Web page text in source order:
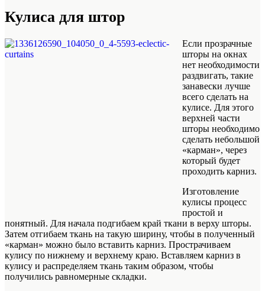
Кулиса для штор
Если прозрачные
шторы на окнах
нет необходимости
раздвигать, такие
занавески лучше
всего сделать на
кулисе. Для этого
верхней части
шторы необходимо
сделать небольшой
«карман», через
который будет
проходить карниз.
Изготовление
кулисы процесс
простой и
понятный. Для начала подгибаем край ткани в верху шторы.
Затем отгибаем ткань на такую ширину, чтобы в полученный
«карман» можно было вставить карниз. Прострачиваем
кулису по нижнему и верхнему краю. Вставляем карниз в
кулису и распределяем ткань таким образом, чтобы
получились равномерные складки.